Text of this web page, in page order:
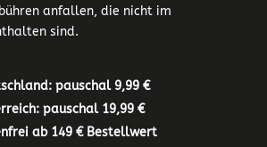
anfallen, die nicht im
sind.
pauschal 9,99 €
pauschal 19,99 €
ab 149 € Bestellwert